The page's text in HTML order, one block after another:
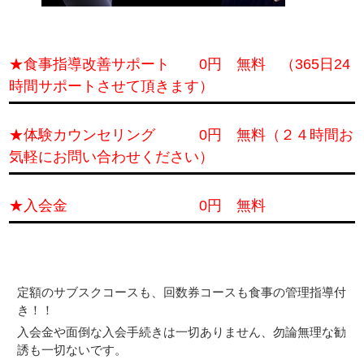
★食事指導改善サポート 0円 無料 （365日24
時間サポートさせて頂きます）
★体験カウンセリング 0円 無料（２４時間お
気軽にお問い合わせください）
★入会金 0円 無料
定額のサブスクコースも、回数券コースも食事の管理指導付
き！！
入会金や面倒な入会手続きは一切ありません、勿論無理な勧
誘も一切ないです。